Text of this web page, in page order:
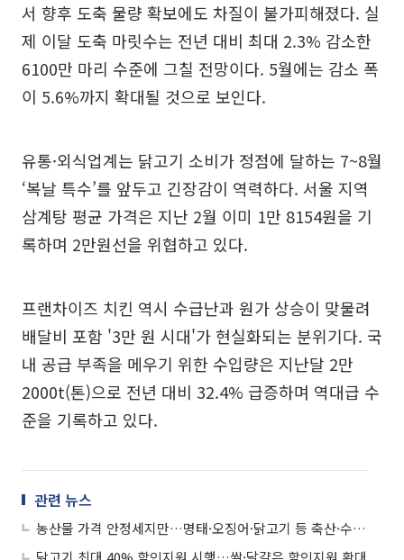
서 향후 도축 물량 확보에도 차질이 불가피해졌다. 실
제 이달 도축 마릿수는 전년 대비 최대 2.3% 감소한
6100만 마리 수준에 그칠 전망이다. 5월에는 감소 폭
이 5.6%까지 확대될 것으로 보인다.
유통·외식업계는 닭고기 소비가 정점에 달하는 7~8월
‘복날 특수’를 앞두고 긴장감이 역력하다. 서울 지역
삼계탕 평균 가격은 지난 2월 이미 1만 8154원을 기
록하며 2만원선을 위협하고 있다.
프랜차이즈 치킨 역시 수급난과 원가 상승이 맞물려
배달비 포함 '3만 원 시대'가 현실화되는 분위기다. 국
내 공급 부족을 메우기 위한 수입량은 지난달 2만
2000t(톤)으로 전년 대비 32.4% 급증하며 역대급 수
준을 기록하고 있다.
관련 뉴스
농산물 가격 안정세지만…명태·오징어·닭고기 등 축산·수산물은 줄인상